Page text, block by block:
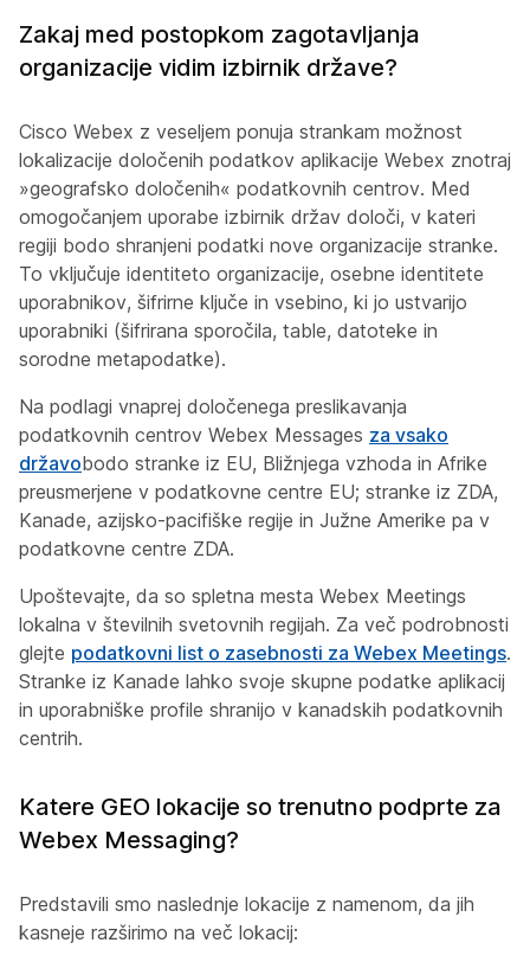
Zakaj med postopkom zagotavljanja
organizacije vidim izbirnik države?
Cisco Webex z veseljem ponuja strankam možnost
lokalizacije določenih podatkov aplikacije Webex znotraj
»geografsko določenih« podatkovnih centrov. Med
omogočanjem uporabe izbirnik držav določi, v kateri
regiji bodo shranjeni podatki nove organizacije stranke.
To vključuje identiteto organizacije, osebne identitete
uporabnikov, šifrirne ključe in vsebino, ki jo ustvarijo
uporabniki (šifrirana sporočila, table, datoteke in
sorodne metapodatke).
Na podlagi vnaprej določenega preslikavanja
podatkovnih centrov Webex Messages za vsako
državobodo stranke iz EU, Bližnjega vzhoda in Afrike
preusmerjene v podatkovne centre EU; stranke iz ZDA,
Kanade, azijsko-pacifiške regije in Južne Amerike pa v
podatkovne centre ZDA.
Upoštevajte, da so spletna mesta Webex Meetings
lokalna v številnih svetovnih regijah. Za več podrobnosti
glejte podatkovni list o zasebnosti za Webex Meetings.
Stranke iz Kanade lahko svoje skupne podatke aplikacij
in uporabniške profile shranijo v kanadskih podatkovnih
centrih.
Katere GEO lokacije so trenutno podprte za
Webex Messaging?
Predstavili smo naslednje lokacije z namenom, da jih
kasneje razširimo na več lokacij: